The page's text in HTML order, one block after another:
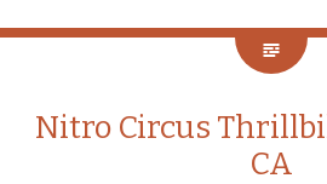
Nitro Circus
CA